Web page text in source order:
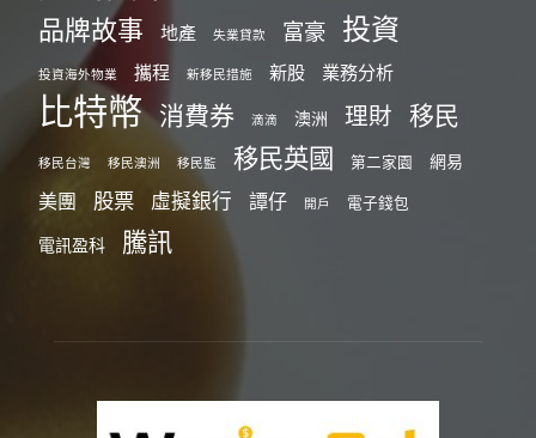
品牌故事 地產 失業貸款 富豪 投資
投資海外物業 攜程 新移民措施 新股 業務分析
比特幣 消費券 滴滴 澳洲 理財 移民
移民台灣 移民澳洲 移民監 移民英國 第二家園 網易
美團 股票 虛擬銀行 譚仔 開戶 電子錢包
電訊盈科 騰訊